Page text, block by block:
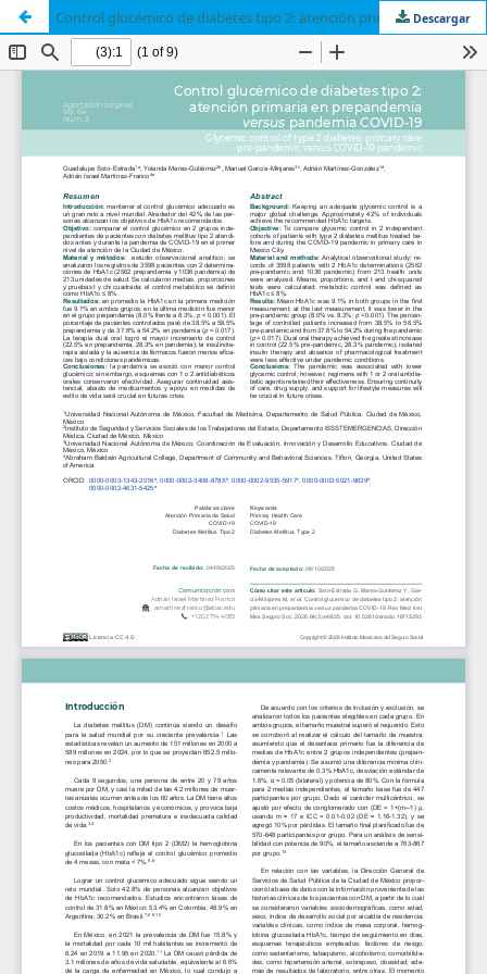
Control glucémico de diabetes tipo 2: atención primaria en prepandemia versus pandemia COVID-19
Descargar